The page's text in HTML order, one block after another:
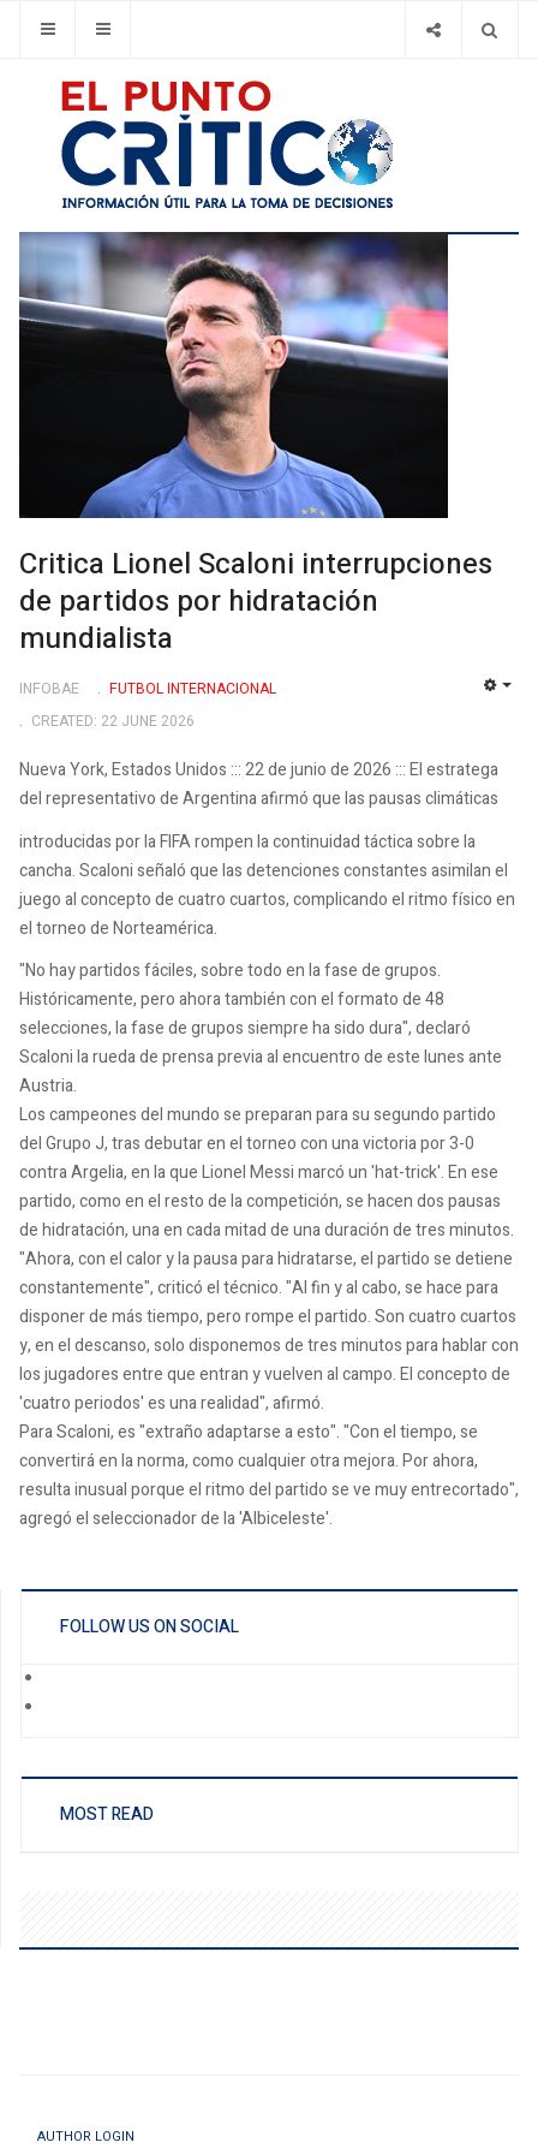
Critica Lionel Scaloni interrupciones
de partidos por hidratación
mundialista
INFOBAE
FUTBOL INTERNACIONAL
CREATED: 22 JUNE 2026
Nueva York, Estados Unidos ::: 22 de junio de 2026 ::: El estratega
del representativo de Argentina afirmó que las pausas climáticas
introducidas por la FIFA rompen la continuidad táctica sobre la
cancha. Scaloni señaló que las detenciones constantes asimilan el
juego al concepto de cuatro cuartos, complicando el ritmo físico en
el torneo de Norteamérica.
"No hay partidos fáciles, sobre todo en la fase de grupos.
Históricamente, pero ahora también con el formato de 48
selecciones, la fase de grupos siempre ha sido dura", declaró
Scaloni la rueda de prensa previa al encuentro de este lunes ante
Austria.
Los campeones del mundo se preparan para su segundo partido
del Grupo J, tras debutar en el torneo con una victoria por 3-0
contra Argelia, en la que Lionel Messi marcó un 'hat-trick'. En ese
partido, como en el resto de la competición, se hacen dos pausas
de hidratación, una en cada mitad de una duración de tres minutos.
"Ahora, con el calor y la pausa para hidratarse, el partido se detiene
constantemente", criticó el técnico. "Al fin y al cabo, se hace para
disponer de más tiempo, pero rompe el partido. Son cuatro cuartos
y, en el descanso, solo disponemos de tres minutos para hablar con
los jugadores entre que entran y vuelven al campo. El concepto de
'cuatro periodos' es una realidad", afirmó.
Para Scaloni, es "extraño adaptarse a esto". "Con el tiempo, se
convertirá en la norma, como cualquier otra mejora. Por ahora,
resulta inusual porque el ritmo del partido se ve muy entrecortado",
agregó el seleccionador de la 'Albiceleste'.
FOLLOW US ON SOCIAL
MOST READ
AUTHOR LOGIN